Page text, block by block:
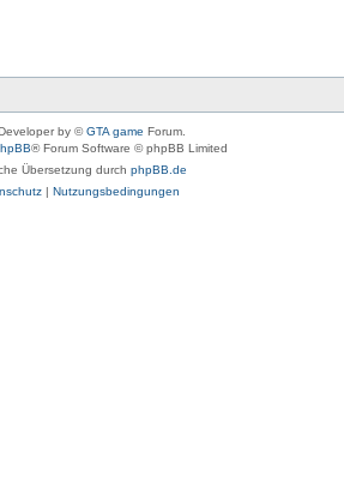
by ©GTA game Forum.
® Forum Software © phpBB Limited
Übersetzung durch phpBB.de
| Nutzungsbedingungen